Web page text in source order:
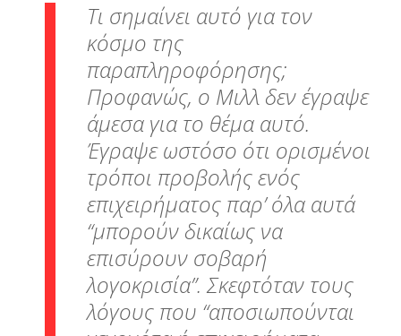
Τι σημαίνει αυτό για τον
κόσμο της
παραπληροφόρησης;
Προφανώς, ο Μιλλ δεν έγραψε
άμεσα για το θέμα αυτό.
Έγραψε ωστόσο ότι ορισμένοι
τρόποι προβολής ενός
επιχειρήματος παρ’ όλα αυτά
“μπορούν δικαίως να
επισύρουν σοβαρή
λογοκρισία”. Σκεφτόταν τους
λόγους που “αποσιωπούνται